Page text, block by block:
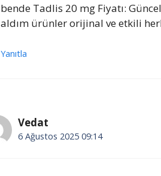
bende Tadlis 20 mg Fiyatı:
aldım ürünler orijinal ve etkili
Yanıtla
Vedat
6 Ağustos 2025 09:14